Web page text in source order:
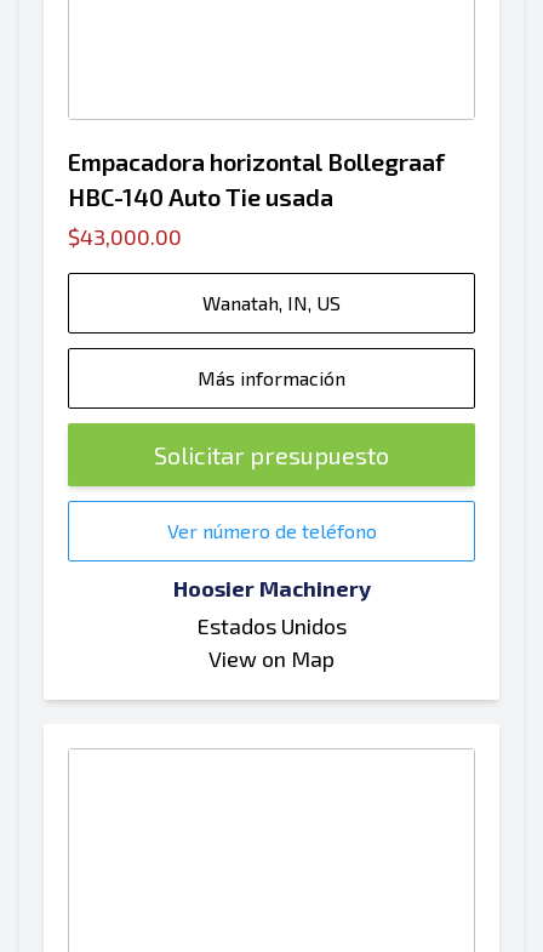
Empacadora horizontal Bollegraaf
HBC-140 Auto Tie usada
$43,000.00
Wanatah, IN, US
Más información
Solicitar presupuesto
Ver número de teléfono
Hoosier Machinery
Estados Unidos
View on Map